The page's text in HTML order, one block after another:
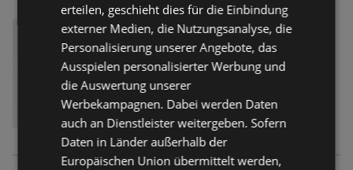
erteilen, geschieht dies für die Einbindung
externer Medien, die Nutzungsanalyse, die
Personalisierung unserer Angebote, das
Ausspielen personalisierter Werbung und
die Auswertung unserer
Werbekampagnen. Dabei werden Daten
auch an Dienstleister weitergeben. Sofern
Daten in Länder außerhalb der
Europäischen Union übermittelt werden,